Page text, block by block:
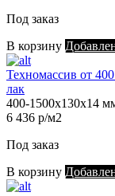
Под заказ
В корзину
Техномассив от
лак
400-1500х130х14
6 436 р/м2
Под заказ
В корзину